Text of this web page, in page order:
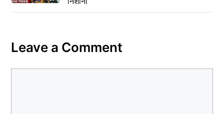
Leave a Comment